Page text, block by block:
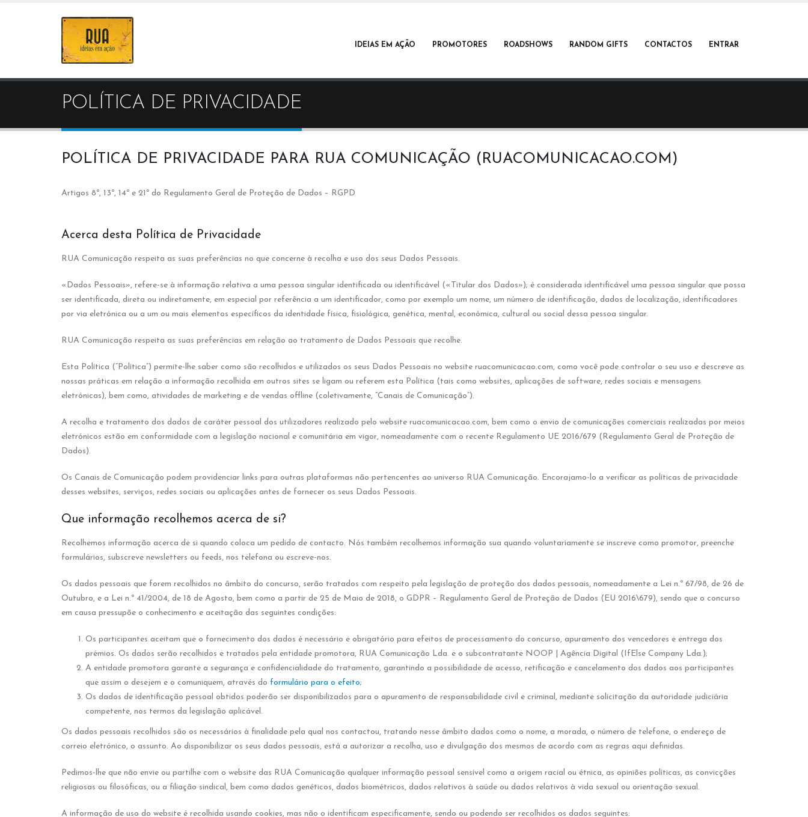
IDEIAS EM AÇÃO PROMOTORES ROADSHOWS RANDOM GIFTS CONTACTOS ENTRAR
POLÍTICA DE PRIVACIDADE
POLÍTICA DE PRIVACIDADE PARA RUA COMUNICAÇÃO (RUACOMUNICACAO.COM)
Artigos 8º, 13º, 14º e 21º do Regulamento Geral de Proteção de Dados – RGPD
Acerca desta Política de Privacidade
RUA Comunicação respeita as suas preferências no que concerne à recolha e uso dos seus Dados Pessoais.
«Dados Pessoais», refere-se à informação relativa a uma pessoa singular identificada ou identificável («Titular dos Dados»); é considerada identificável uma pessoa singular que possa
ser identificada, direta ou indiretamente, em especial por referência a um identificador, como por exemplo um nome, um número de identificação, dados de localização, identificadores
por via eletrónica ou a um ou mais elementos específicos da identidade física, fisiológica, genética, mental, económica, cultural ou social dessa pessoa singular.
RUA Comunicação respeita as suas preferências em relação ao tratamento de Dados Pessoais que recolhe.
Esta Política (“Política”) permite-lhe saber como são recolhidos e utilizados os seus Dados Pessoais no website ruacomunicacao.com, como você pode controlar o seu uso e descreve as
nossas práticas em relação a informação recolhida em outros sites se ligam ou referem esta Política (tais como websites, aplicações de software, redes sociais e mensagens
eletrónicas), bem como, atividades de marketing e de vendas offline (coletivamente, “Canais de Comunicação”).
A recolha e tratamento dos dados de caráter pessoal dos utilizadores realizado pelo website ruacomunicacao.com, bem como o envio de comunicações comerciais realizadas por meios
eletrónicos estão em conformidade com a legislação nacional e comunitária em vigor, nomeadamente com o recente Regulamento UE 2016/679 (Regulamento Geral de Proteção de
Dados).
Os Canais de Comunicação podem providenciar links para outras plataformas não pertencentes ao universo RUA Comunicação. Encorajamo-lo a verificar as políticas de privacidade
desses websites, serviços, redes sociais ou aplicações antes de fornecer os seus Dados Pessoais.
Que informação recolhemos acerca de si?
Recolhemos informação acerca de si quando coloca um pedido de contacto. Nós também recolhemos informação sua quando voluntariamente se inscreve como promotor, preenche
formulários, subscreve newsletters ou feeds, nos telefona ou escreve-nos.
Os dados pessoais que forem recolhidos no âmbito do concurso, serão tratados com respeito pela legislação de proteção dos dados pessoais, nomeadamente a Lei n.º 67/98, de 26 de
Outubro, e a Lei n.º 41/2004, de 18 de Agosto, bem como a partir de 25 de Maio de 2018, o GDPR – Regulamento Geral de Proteção de Dados (EU 2016\679), sendo que o concurso
em causa pressupõe o conhecimento e aceitação das seguintes condições:
Os participantes aceitam que o fornecimento dos dados é necessário e obrigatório para efeitos de processamento do concurso, apuramento dos vencedores e entrega dos
prémios. Os dados serão recolhidos e tratados pela entidade promotora, RUA Comunicação Lda. e o subcontratante NOOP | Agência Digital (IfElse Company Lda.);
A entidade promotora garante a segurança e confidencialidade do tratamento, garantindo a possibilidade de acesso, retificação e cancelamento dos dados aos participantes
que assim o desejem e o comuniquem, através do formulário para o efeito;
Os dados de identificação pessoal obtidos poderão ser disponibilizados para o apuramento de responsabilidade civil e criminal, mediante solicitação da autoridade judiciária
competente, nos termos da legislação aplicável.
Os dados pessoais recolhidos são os necessários à finalidade pela qual nos contactou, tratando nesse âmbito dados como o nome, a morada, o número de telefone, o endereço de
correio eletrónico, o assunto. Ao disponibilizar os seus dados pessoais, está a autorizar a recolha, uso e divulgação dos mesmos de acordo com as regras aqui definidas.
Pedimos-lhe que não envie ou partilhe com o website das RUA Comunicação qualquer informação pessoal sensível como a origem racial ou étnica, as opiniões políticas, as convicções
religiosas ou filosóficas, ou a filiação sindical, bem como dados genéticos, dados biométricos, dados relativos à saúde ou dados relativos à vida sexual ou orientação sexual.
A informação de uso do website é recolhida usando cookies, mas não o identificam especificamente, sendo ou podendo ser recolhidos os dados seguintes: